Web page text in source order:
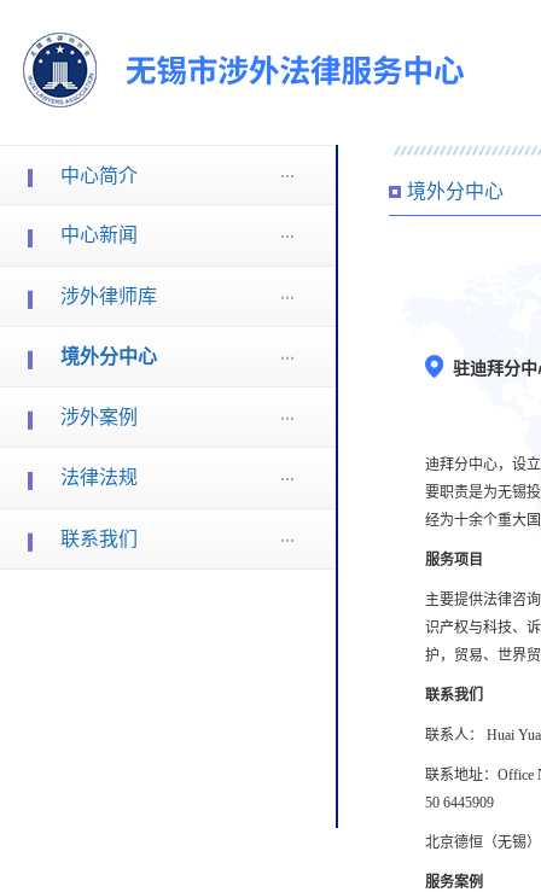
中心简介
中心新闻
涉外律师库
境外分中心
涉外案例
法律法规
联系我们
境外分中心
驻迪拜分
迪拜分中心，设
要职责是为无锡
经为十余个重大
服务项目
主要提供法律咨
识产权与科技、
护，贸易、世界
联系我们
联系人： Huai
联系地址：Office
50 6445909
北京德恒（无锡
服务案例